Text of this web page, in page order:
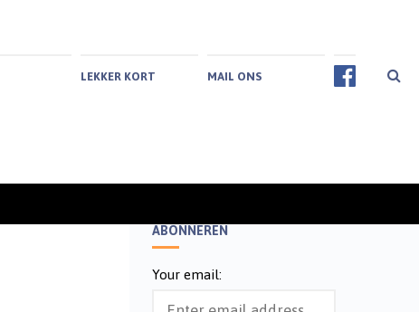
LEKKER KORT MAIL ONS
ABONNEREN
Your email: